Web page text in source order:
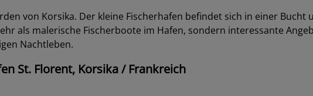
von Korsika. Der kleine Fischerhafen befindet sich in einer
als malerische Fischerboote im Hafen, sondern interessante
Nachtleben.
St. Florent, Korsika / Frankreich